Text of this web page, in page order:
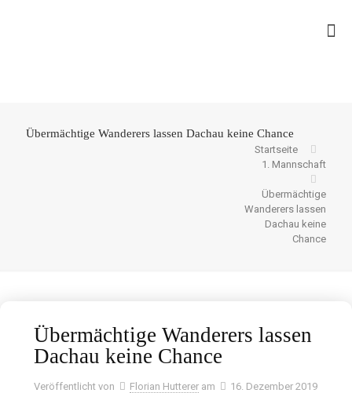
Übermächtige Wanderers lassen Dachau keine Chance
Startseite
1. Mannschaft
Übermächtige
Wanderers lassen
Dachau keine
Chance
Übermächtige Wanderers lassen
Dachau keine Chance
Veröffentlicht von Florian Hutterer am 16. Dezember 2019